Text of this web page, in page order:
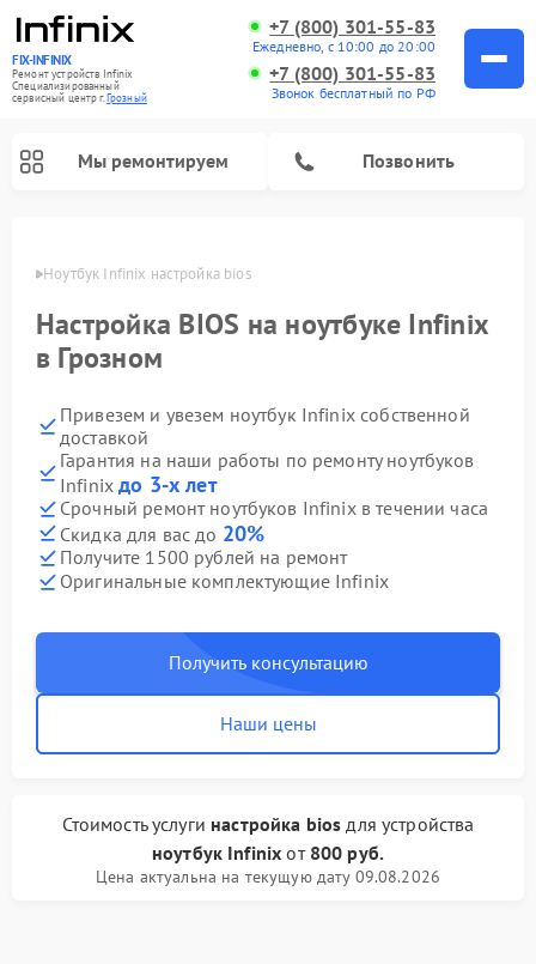
FIX-INFINIX
Ремонт устройств Infinix
Специализированный
cервисный центр г.Грозный
+7 (800) 301-55-83
Ежедневно, с 10:00 до 20:00
+7 (800) 301-55-83
Звонок бесплатный по РФ
Мы ремонтируем Позвонить
Ноутбук Infinix настройка bios
Настройка BIOS на ноутбуке Infinix
в Грозном
Привезем и увезем ноутбук Infinix собственной
доставкой
Гарантия на наши работы по ремонту ноутбуков
Infinixдо 3-х лет
Срочный ремонт ноутбуков Infinix в течении часа
Скидка для вас до 20%
Получите 1500 рублей на ремонт
Оригинальные комплектующие Infinix
Получить консультацию
Наши цены
Стоимость услуги настройка bios для устройства
ноутбук Infinix от 800 руб.
Цена актуальна на текущую дату 09.08.2026